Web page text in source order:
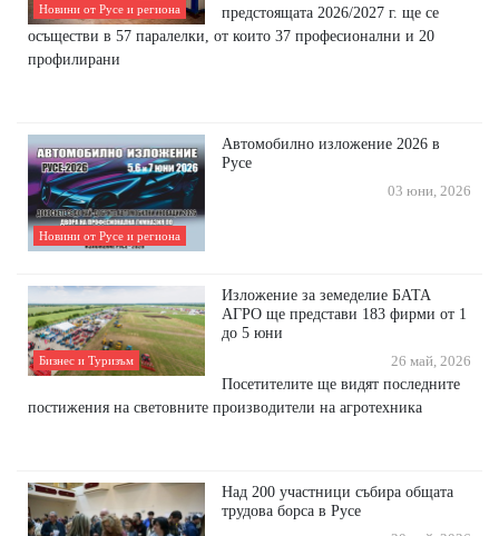
Новини от Русе и региона
предстоящата 2026/2027 г. ще се
осъществи в 57 паралелки, от които 37 професионални и 20
профилирани
Новини от Русе и региона
Автомобилно изложение 2026 в
Русе
03 юни, 2026
Бизнес и Туризъм
Изложение за земеделие БАТА
АГРО ще представи 183 фирми от 1
до 5 юни
26 май, 2026
Посетителите ще видят последните
постижения на световните производители на агротехника
Над 200 участници събира общата
трудова борса в Русе